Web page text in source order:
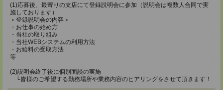
(1)応募後、最寄りの支店にて登録説明会に参加（説明会は複数人合同で実
施しております）
＜登録説明会の内容＞
・お仕事の始め方
・当社の取り組み
・当社WEBシステムの利用方法
・お給料の受取方法
等
(2)説明会終了後に個別面談の実施
└皆様のご希望する勤務場所や業務内容のヒアリングをさせて頂きます！